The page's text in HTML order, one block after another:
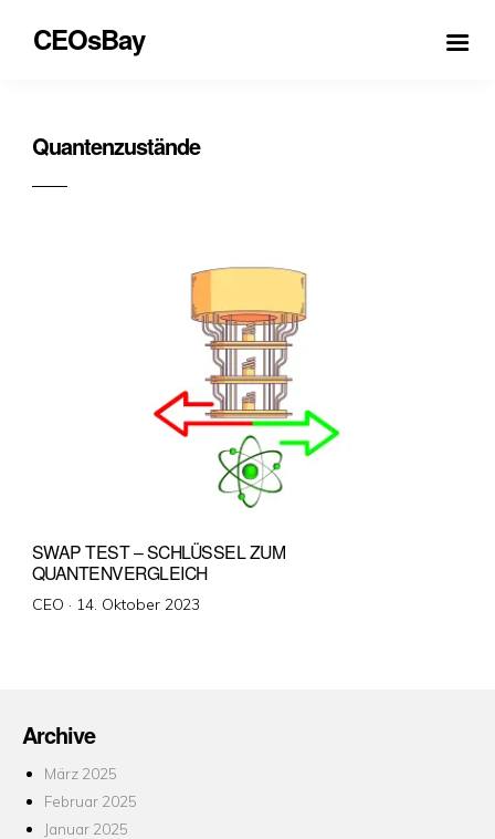
CEOsBay
Quantenzustände
SWAP TEST – SCHLÜSSEL ZUM
QUANTENVERGLEICH
CEO · Veröffentlicht
14. Oktober 2023
Archive
März 2025
Februar 2025
Januar 2025